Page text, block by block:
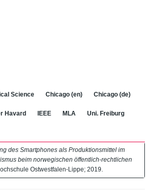
Science Chicago (en) Chicago (de)
Havard IEEE MLA Uni. Freiburg
des Smartphones als Produktionsmittel im
beim norwegischen öffentlich-rechtlichen
Ostwestfalen-Lippe; 2019.